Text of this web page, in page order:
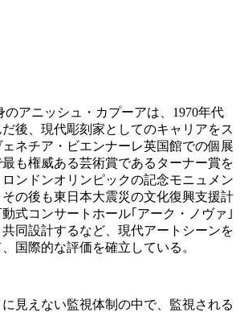
のアニッシュ・カプーアは、1970年代
後、現代彫刻家としてのキャリアをス
ェネチア・ビエンナーレ英国館での個展
も権威ある芸術賞であるターナー賞を
ンドンオリンピックの記念モニュメン
その後も東日本大震災の文化復興支援計
式コンサートホール｢アーク・ノヴァ｣
同設計するなど、現代アートシーンを
国際的な評価を確立している。
見えない監視体制の中で、監視される